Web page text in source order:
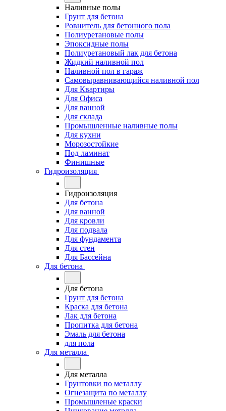
Наливные полы
Грунт для бетона
Ровнитель для бетонного пола
Полиуретановые полы
Эпоксидные полы
Полиуретановый лак для бетона
Жидкий наливной пол
Наливной пол в гараж
Самовыравнивающийся наливной пол
Для Квартиры
Для Офиса
Для ванной
Для склада
Промышленные наливные полы
Для кухни
Морозостойкие
Под ламинат
Финишные
Гидроизоляция
Гидроизоляция
Для бетона
Для ванной
Для кровли
Для подвала
Для фундамента
Для стен
Для Бассейна
Для бетона
Для бетона
Грунт для бетона
Краска для бетона
Лак для бетона
Пропитка для бетона
Эмаль для бетона
для пола
Для металла
Для металла
Грунтовки по металлу
Огнезащита по металлу
Промышленые краски